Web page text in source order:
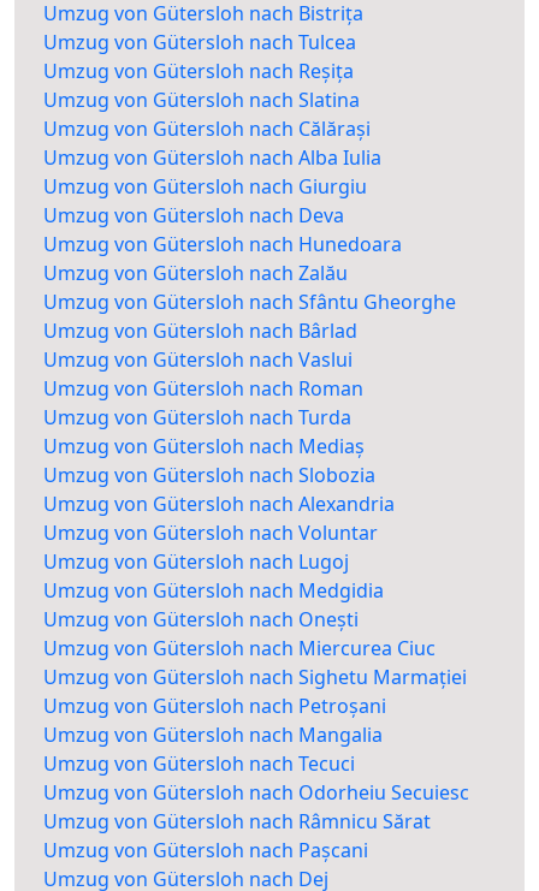
Umzug von Gütersloh nach Bistrița
Umzug von Gütersloh nach Tulcea
Umzug von Gütersloh nach Reșița
Umzug von Gütersloh nach Slatina
Umzug von Gütersloh nach Călărași
Umzug von Gütersloh nach Alba Iulia
Umzug von Gütersloh nach Giurgiu
Umzug von Gütersloh nach Deva
Umzug von Gütersloh nach Hunedoara
Umzug von Gütersloh nach Zalău
Umzug von Gütersloh nach Sfântu Gheorghe
Umzug von Gütersloh nach Bârlad
Umzug von Gütersloh nach Vaslui
Umzug von Gütersloh nach Roman
Umzug von Gütersloh nach Turda
Umzug von Gütersloh nach Mediaș
Umzug von Gütersloh nach Slobozia
Umzug von Gütersloh nach Alexandria
Umzug von Gütersloh nach Voluntar
Umzug von Gütersloh nach Lugoj
Umzug von Gütersloh nach Medgidia
Umzug von Gütersloh nach Onești
Umzug von Gütersloh nach Miercurea Ciuc
Umzug von Gütersloh nach Sighetu Marmației
Umzug von Gütersloh nach Petroșani
Umzug von Gütersloh nach Mangalia
Umzug von Gütersloh nach Tecuci
Umzug von Gütersloh nach Odorheiu Secuiesc
Umzug von Gütersloh nach Râmnicu Sărat
Umzug von Gütersloh nach Pașcani
Umzug von Gütersloh nach Dej